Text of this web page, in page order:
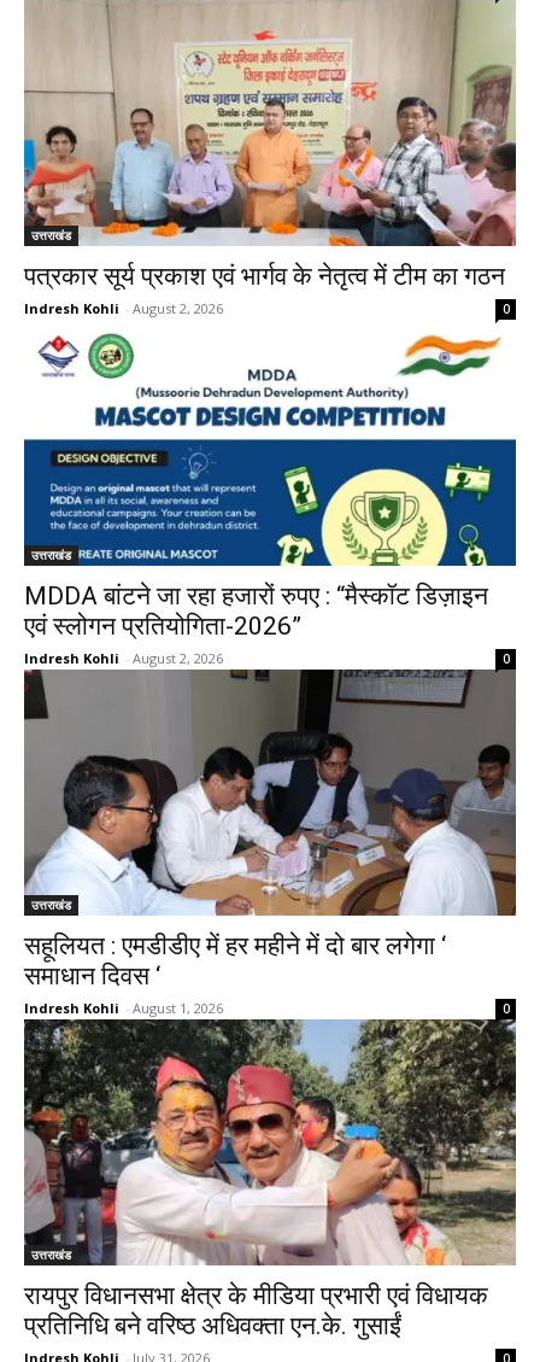
उत्तराखंड
पत्रकार सूर्य प्रकाश एवं भार्गव के नेतृत्व में टीम का गठन
Indresh Kohli - August 2, 2026 0
उत्तराखंड
MDDA बांटने जा रहा हजारों रुपए : “मैस्कॉट डिज़ाइन
एवं स्लोगन प्रतियोगिता-2026”
Indresh Kohli - August 2, 2026 0
उत्तराखंड
सहूलियत : एमडीडीए में हर महीने में दो बार लगेगा ‘
समाधान दिवस ‘
Indresh Kohli - August 1, 2026 0
उत्तराखंड
रायपुर विधानसभा क्षेत्र के मीडिया प्रभारी एवं विधायक
प्रतिनिधि बने वरिष्ठ अधिवक्ता एन.के. गुसाईं
Indresh Kohli - July 31, 2026 0